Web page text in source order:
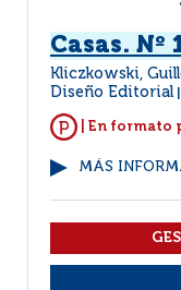
Casas. Nº
Kliczkowski,
Diseño Editorial
| En formato
MÁS